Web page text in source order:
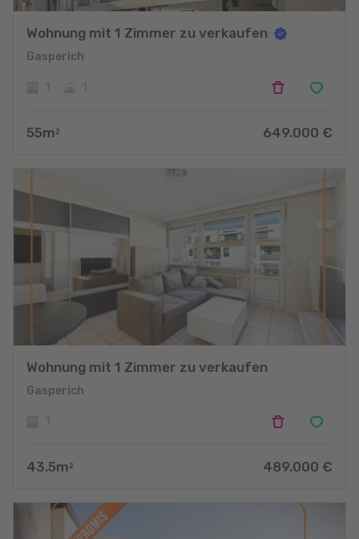
Wohnung mit 1 Zimmer zu verkaufen
Gasperich
55m 2 649.000 €
Wohnung mit 1 Zimmer zu verkaufen
Gasperich
43.5m 2 489.000 €